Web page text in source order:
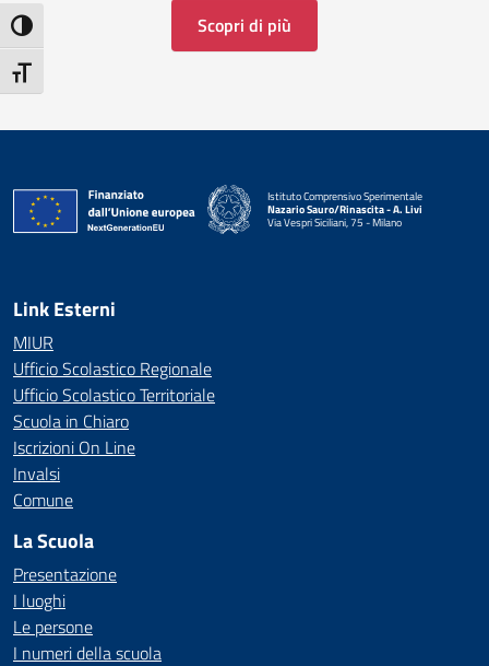
Attiva/disattiva alto contrasto
Attiva/disattiva dimensione testo
Scopri di più
Istituto Comprensivo Sperimentale
Nazario Sauro/Rinascita - A. Livi
Via Vespri Siciliani, 75 - Milano
— Visita la pagina iniziale della scuola
Link Esterni
MIUR
Ufficio Scolastico Regionale
Ufficio Scolastico Territoriale
Scuola in Chiaro
Iscrizioni On Line
Invalsi
Comune
La Scuola
Presentazione
I luoghi
Le persone
I numeri della scuola